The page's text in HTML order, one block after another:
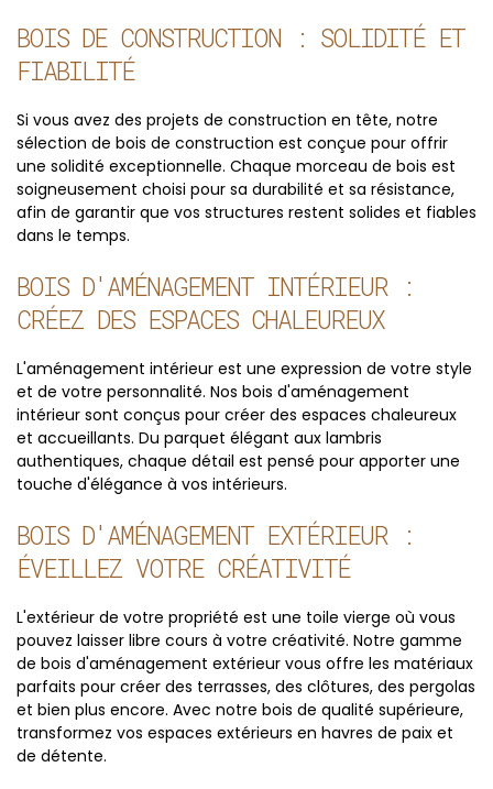
BOIS DE CONSTRUCTION : SOLIDITÉ ET
FIABILITÉ
Si vous avez des projets de construction en tête, notre
sélection de bois de construction est conçue pour offrir
une solidité exceptionnelle. Chaque morceau de bois est
soigneusement choisi pour sa durabilité et sa résistance,
afin de garantir que vos structures restent solides et fiables
dans le temps.
BOIS D'AMÉNAGEMENT INTÉRIEUR :
CRÉEZ DES ESPACES CHALEUREUX
L'aménagement intérieur est une expression de votre style
et de votre personnalité. Nos bois d'aménagement
intérieur sont conçus pour créer des espaces chaleureux
et accueillants. Du parquet élégant aux lambris
authentiques, chaque détail est pensé pour apporter une
touche d'élégance à vos intérieurs.
BOIS D'AMÉNAGEMENT EXTÉRIEUR :
ÉVEILLEZ VOTRE CRÉATIVITÉ
L'extérieur de votre propriété est une toile vierge où vous
pouvez laisser libre cours à votre créativité. Notre gamme
de bois d'aménagement extérieur vous offre les matériaux
parfaits pour créer des terrasses, des clôtures, des pergolas
et bien plus encore. Avec notre bois de qualité supérieure,
transformez vos espaces extérieurs en havres de paix et
de détente.